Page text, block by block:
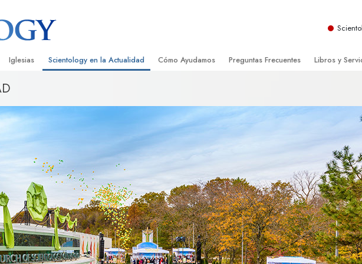
acerca de
Scientology
Iglesias
Encontrar una Iglesia
Iglesias Ideales de Scientology
Base en Tierra de Flag
Freewinds
Llevando Scientology al Mundo
Scientology en la Actualidad
David Miscavige: Líder Eclesiástico de
Cómo Ayudamos
Applied Scholastics
Criminon
La Verdad Sobre las Drogas
Unidos por los Derechos Humanos
Comisión de Ciudadanos por los
Derechos Humanos
Preguntas Frecuentes
Dentro de una Iglesia
La Organización de Scientology
Libros y
Audiolibros
Conferencias Introductorias
Servicios Iniciales
Las
Los
Soluciones
Ayudas para
La
El
La Escala